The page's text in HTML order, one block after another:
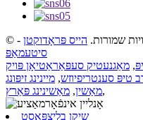
הייס פּראָדוקטן -
סיטעמאַפּ
, מאַגנעטיק סעפּאַראַטיאָן פּויק
טיפּ סענטריפיוזש, מיינינג זיפּונג
מאַשין, מאַשינינג פּאַרץ ,
שיקן בליצפּאָסט